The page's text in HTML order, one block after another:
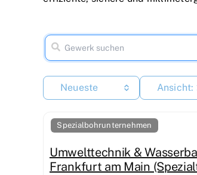
Neueste Ansicht:
Spezialbohrunternehmen
Umwelttechnik &
Frankfurt am Main